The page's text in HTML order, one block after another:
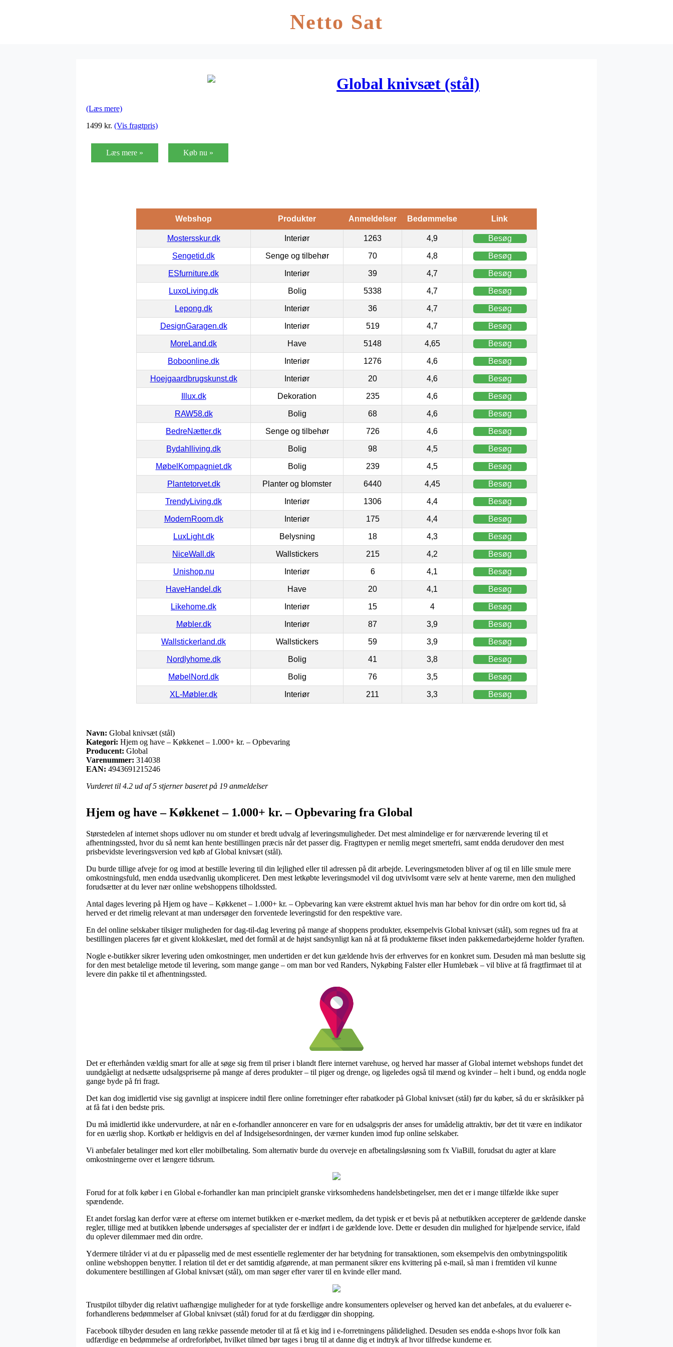
Netto Sat
Global knivsæt (stål)
(Læs mere)
1499 kr. (Vis fragtpris)
Læs mere » Køb nu »
Webshop Produkter Anmeldelser Bedømmelse Link
Mostersskur.dk Interiør 1263 4,9 Besøg
Sengetid.dk Senge og tilbehør 70 4,8 Besøg
ESfurniture.dk Interiør 39 4,7 Besøg
LuxoLiving.dk Bolig 5338 4,7 Besøg
Lepong.dk Interiør 36 4,7 Besøg
DesignGaragen.dk Interiør 519 4,7 Besøg
MoreLand.dk Have 5148 4,65 Besøg
Boboonline.dk Interiør 1276 4,6 Besøg
Hoejgaardbrugskunst.dk Interiør 20 4,6 Besøg
Illux.dk Dekoration 235 4,6 Besøg
RAW58.dk Bolig 68 4,6 Besøg
BedreNætter.dk Senge og tilbehør 726 4,6 Besøg
Bydahlliving.dk Bolig 98 4,5 Besøg
MøbelKompagniet.dk Bolig 239 4,5 Besøg
Plantetorvet.dk Planter og blomster 6440 4,45 Besøg
TrendyLiving.dk Interiør 1306 4,4 Besøg
ModernRoom.dk Interiør 175 4,4 Besøg
LuxLight.dk Belysning 18 4,3 Besøg
NiceWall.dk Wallstickers 215 4,2 Besøg
Unishop.nu Interiør 6 4,1 Besøg
HaveHandel.dk Have 20 4,1 Besøg
Likehome.dk Interiør 15 4 Besøg
Møbler.dk Interiør 87 3,9 Besøg
Wallstickerland.dk Wallstickers 59 3,9 Besøg
Nordlyhome.dk Bolig 41 3,8 Besøg
MøbelNord.dk Bolig 76 3,5 Besøg
XL-Møbler.dk Interiør 211 3,3 Besøg
Navn: Global knivsæt (stål)
Kategori: Hjem og have – Køkkenet – 1.000+ kr. – Opbevaring
Producent: Global
Varenummer: 314038
EAN: 4943691215246
Vurderet til 4.2 ud af 5 stjerner baseret på 19 anmeldelser
Hjem og have – Køkkenet – 1.000+ kr. – Opbevaring fra Global
Størstedelen af internet shops udlover nu om stunder et bredt udvalg af leveringsmuligheder. Det mest almindelige er for nærværende levering til et
afhentningssted, hvor du så nemt kan hente bestillingen præcis når det passer dig. Fragttypen er nemlig meget smertefri, samt endda derudover den mest
prisbevidste leveringsversion ved køb af Global knivsæt (stål).
Du burde tillige afveje for og imod at bestille levering til din lejlighed eller til adressen på dit arbejde. Leveringsmetoden bliver af og til en lille smule mere
omkostningsfuld, men endda usædvanlig ukompliceret. Den mest letkøbte leveringsmodel vil dog utvivlsomt være selv at hente varerne, men den mulighed
forudsætter at du lever nær online webshoppens tilholdssted.
Antal dages levering på Hjem og have – Køkkenet – 1.000+ kr. – Opbevaring kan være ekstremt aktuel hvis man har behov for din ordre om kort tid, så
herved er det rimelig relevant at man undersøger den forventede leveringstid for den respektive vare.
En del online selskaber tilsiger muligheden for dag-til-dag levering på mange af shoppens produkter, eksempelvis Global knivsæt (stål), som regnes ud fra at
bestillingen placeres før et givent klokkeslæt, med det formål at de højst sandsynligt kan nå at få produkterne fikset inden pakkemedarbejderne holder fyraften.
Nogle e-butikker sikrer levering uden omkostninger, men undertiden er det kun gældende hvis der erhverves for en konkret sum. Desuden må man beslutte sig
for den mest betalelige metode til levering, som mange gange – om man bor ved Randers, Nykøbing Falster eller Humlebæk – vil blive at få fragtfirmaet til at
levere din pakke til et afhentningssted.
Det er efterhånden vældig smart for alle at søge sig frem til priser i blandt flere internet varehuse, og herved har masser af Global internet webshops fundet det
uundgåeligt at nedsætte udsalgspriserne på mange af deres produkter – til piger og drenge, og ligeledes også til mænd og kvinder – helt i bund, og endda nogle
gange byde på fri fragt.
Det kan dog imidlertid vise sig gavnligt at inspicere indtil flere online forretninger efter rabatkoder på Global knivsæt (stål) før du køber, så du er skråsikker på
at få fat i den bedste pris.
Du må imidlertid ikke undervurdere, at når en e-forhandler annoncerer en vare for en udsalgspris der anses for umådelig attraktiv, bør det tit være en indikator
for en uærlig shop. Kortkøb er heldigvis en del af Indsigelsesordningen, der værner kunden imod fup online selskaber.
Vi anbefaler betalinger med kort eller mobilbetaling. Som alternativ burde du overveje en afbetalingsløsning som fx ViaBill, forudsat du agter at klare
omkostningerne over et længere tidsrum.
Forud for at folk køber i en Global e-forhandler kan man principielt granske virksomhedens handelsbetingelser, men det er i mange tilfælde ikke super
spændende.
Et andet forslag kan derfor være at efterse om internet butikken er e-mærket medlem, da det typisk er et bevis på at netbutikken accepterer de gældende danske
regler, tillige med at butikken løbende undersøges af specialister der er indført i de gældende love. Dette er desuden din mulighed for hjælpende service, ifald
du oplever dilemmaer med din ordre.
Ydermere tilråder vi at du er påpasselig med de mest essentielle reglementer der har betydning for transaktionen, som eksempelvis den ombytningspolitik
online webshoppen benytter. I relation til det er det samtidig afgørende, at man permanent sikrer ens kvittering på e-mail, så man i fremtiden vil kunne
dokumentere bestillingen af Global knivsæt (stål), om man søger efter varer til en kvinde eller mand.
Trustpilot tilbyder dig relativt uafhængige muligheder for at tyde forskellige andre konsumenters oplevelser og herved kan det anbefales, at du evaluerer e-
forhandlerens bedømmelser af Global knivsæt (stål) forud for at du færdiggør din shopping.
Facebook tilbyder desuden en lang række passende metoder til at få et kig ind i e-forretningens pålidelighed. Desuden ses endda e-shops hvor folk kan
udfærdige en bedømmelse af ordreforløbet, hvilket tilmed bør tages i brug til at danne dig et indtryk af hvor tilfredse kunderne er.